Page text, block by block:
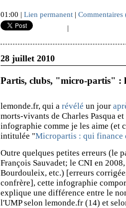
01:00 | Lien permanent | Commentaires
|
28 juillet 2010
Partis, clubs, "micro-partis" :
lemonde.fr, qui a révélé un jour
morts-vivants de Charles Pasqua
infographie comme je les aime (et
intitulée "Micropartis : qui finance
Outre quelques petites erreurs (le
François Sauvadet; le CNI en
Bourdouleix, etc.) [erreurs
confrère], cette infographie
explique une différence entre le
l'UMP selon lemonde.fr (14) et